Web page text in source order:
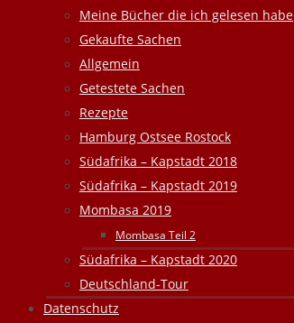
Meine Bücher die ich gelesen habe
Gekaufte Sachen
Allgemein
Getestete Sachen
Rezepte
Hamburg Ostsee Rostock
Südafrika – Kapstadt 2018
Südafrika – Kapstadt 2019
Mombasa 2019
Mombasa Teil 2
Südafrika – Kapstadt 2020
Deutschland-Tour
Datenschutz